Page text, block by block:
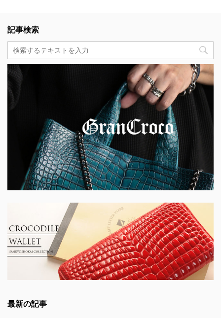
記事検索
最新の記事